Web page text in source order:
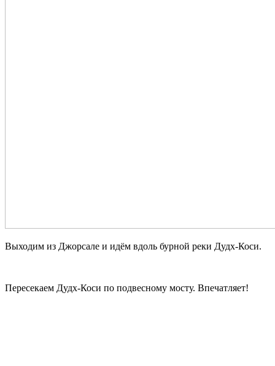
Выходим из Джорсале и идём вдоль бурной реки Дудх-Коси.
Пересекаем Дудх-Коси по подвесному мосту. Впечатляет!